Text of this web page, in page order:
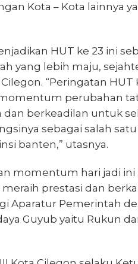
Kota – Kota lainnya
HUT ke 23 ini
yang lebih maju,
“Peringatan HUT
perubahan
dan berkeadilan untuk
sebagai salah
banten,” utasnya.
momentum hari jadi
prestasi dan
Aparatur Pemerintah
Guyub yaitu Rukun